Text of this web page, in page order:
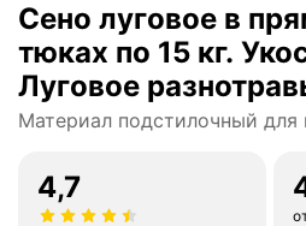
Сено луговое в
тюках по 15 кг.
Луговое
Оки. Сено для
подстилка для
Материал подстилочный для
4,7